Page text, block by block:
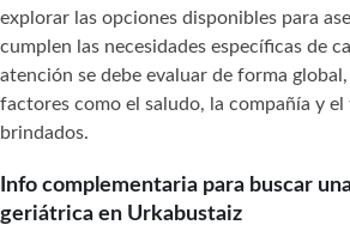
explorar las opciones disponibles para
cumplen las necesidades específicas de
atención se debe evaluar de forma
factores como el saludo, la compañía y
brindados.
Info complementaria para buscar
geriátrica en Urkabustaiz